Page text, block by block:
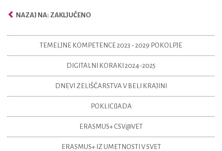
NAZAJ NA: ZAKLJUČENO
TEMELJNE KOMPETENCE 2023 - 2029 POKOLPJE
DIGITALNI KORAKI 2024-2025
DNEVI ZELIŠČARSTVA V BELI KRAJINI
POKLICIJADA
ERASMUS+ CSV@VET
ERASMUS+ IZ UMETNOSTI V SVET